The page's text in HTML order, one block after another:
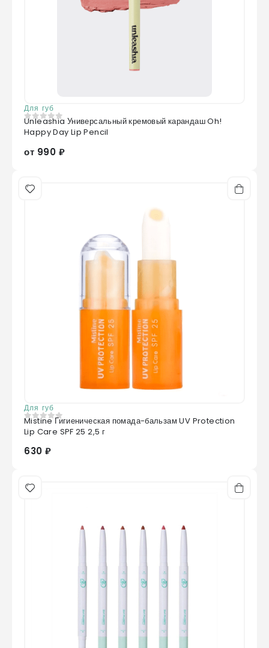
Для губ
0из 5
Unleashia Универсальный кремовый карандаш Oh!
Happy Day Lip Pencil
от 990 ₽
Для губ
0из 5
Mistine Гигиеническая помада-бальзам UV Protection
Lip Care SPF 25 2,5 г
630 ₽